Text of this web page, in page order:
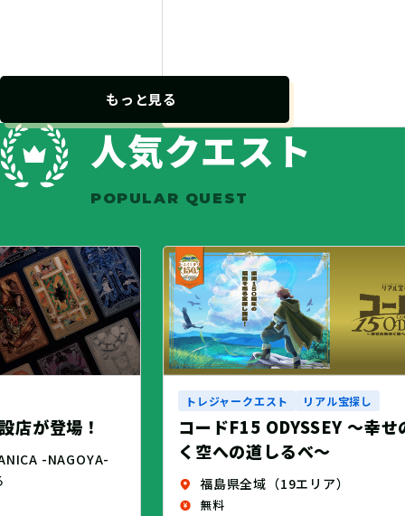
もっと見る
人気クエスト
POPULAR QUEST
店が登場！
-NAGOYA-
トレジャークエスト リアル宝探し
コードF15 ODYSSEY ～幸せ
く空への道しるべ～
福島県全域（19エリア）
無料